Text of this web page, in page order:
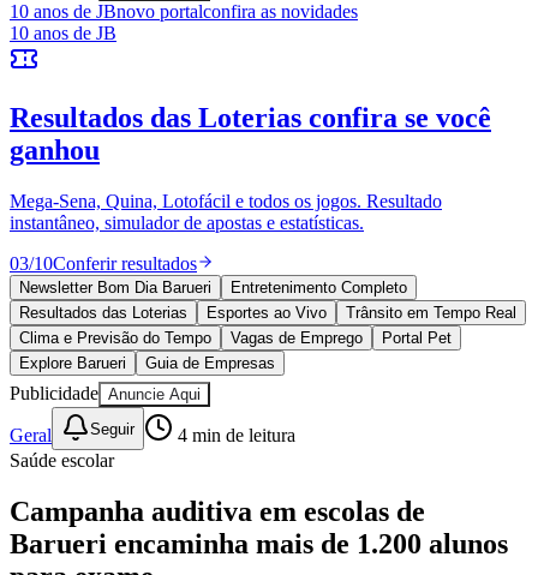
Bragantino
10 anos de JB novo portal confira as novidades
10 anos de JB